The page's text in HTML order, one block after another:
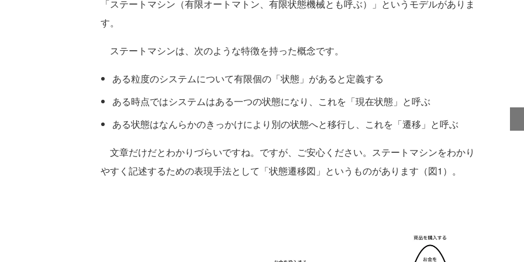
「ステートマシン（有限オートマトン、有限状態機械とも呼ぶ）」というモデルがありま
す。
ステートマシンは、次のような特徴を持った概念です。
ある粒度のシステムについて有限個の「状態」があると定義する
ある時点ではシステムはある一つの状態になり、これを「現在状態」と呼ぶ
ある状態はなんらかのきっかけにより別の状態へと移行し、これを「遷移」と呼ぶ
文章だけだとわかりづらいですね。ですが、ご安心ください。ステートマシンをわかり
やすく記述するための表現手法として「状態遷移図」というものがあります（図1）。